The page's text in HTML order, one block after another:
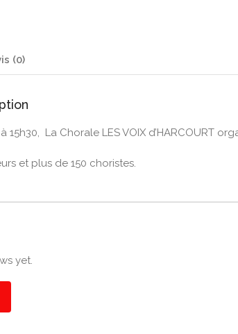
(0)
15h30, La Chorale LES VOIX d’HARCOURT
et plus de 150 choristes.
yet.